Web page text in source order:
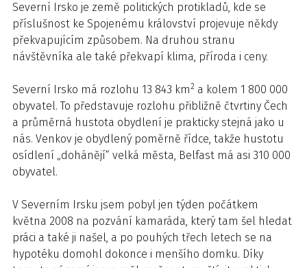
Severní Irsko je země politických protikladů, kde se
příslušnost ke Spojenému království projevuje někdy
překvapujícím způsobem. Na druhou stranu
návštěvníka ale také překvapí klima, příroda i ceny.
Severní Irsko má rozlohu 13 843 km2 a kolem 1 800 000
obyvatel. To představuje rozlohu přibližně čtvrtiny Čech
a průměrná hustota obydlení je prakticky stejná jako u
nás. Venkov je obydlený poměrně řídce, takže hustotu
osídlení „dohánějí“ velká města, Belfast má asi 310 000
obyvatel.
V Severním Irsku jsem pobyl jen týden počátkem
května 2008 na pozvání kamaráda, který tam šel hledat
práci a také ji našel, a po pouhých třech letech se na
hypotéku domohl dokonce i menšího domku. Díky